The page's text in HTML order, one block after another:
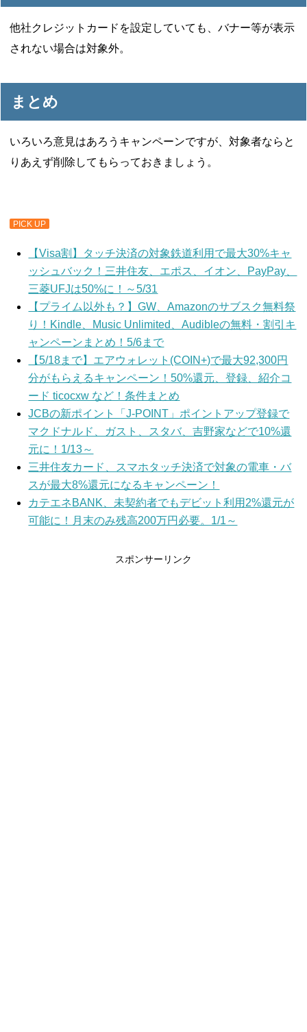
他社クレジットカードを設定していても、バナー等が表示
されない場合は対象外。
まとめ
いろいろ意見はあろうキャンペーンですが、対象者ならと
りあえず削除してもらっておきましょう。
PICK UP
【Visa割】タッチ決済の対象鉄道利用で最大30%キャ
ッシュバック！三井住友、エポス、イオン、PayPay、
三菱UFJは50%に！～5/31
【プライム以外も？】GW、Amazonのサブスク無料祭
り！Kindle、Music Unlimited、Audibleの無料・割引キ
ャンペーンまとめ！5/6まで
【5/18まで】エアウォレット(COIN+)で最大92,300円
分がもらえるキャンペーン！50%還元、登録、紹介コ
ード ticocxw など！条件まとめ
JCBの新ポイント「J-POINT」ポイントアップ登録で
マクドナルド、ガスト、スタバ、吉野家などで10%還
元に！1/13～
三井住友カード、スマホタッチ決済で対象の電車・バ
スが最大8%還元になるキャンペーン！
カテエネBANK、未契約者でもデビット利用2%還元が
可能に！月末のみ残高200万円必要。1/1～
スポンサーリンク